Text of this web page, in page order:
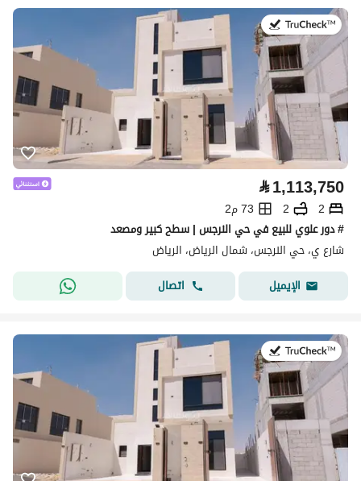
في:28 يوليو 2026
⃁1,113,750
2
2
73 م2
# دور علوي للبيع في حي النرجس | سطح كبير ومصعد
شارع ي، حي النرجس، شمال الرياض، الرياض
الإيميل
اتصال
في:28 يوليو 2026